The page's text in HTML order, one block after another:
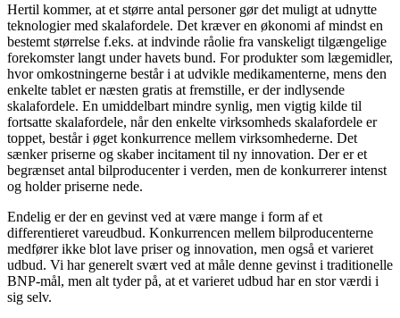
Hertil kommer, at et større antal personer gør det muligt at udnytte
teknologier med skalafordele. Det kræver en økonomi af mindst en
bestemt størrelse f.eks. at indvinde råolie fra vanskeligt tilgængelige
forekomster langt under havets bund. For produkter som lægemidler,
hvor omkostningerne består i at udvikle medikamenterne, mens den
enkelte tablet er næsten gratis at fremstille, er der indlysende
skalafordele. En umiddelbart mindre synlig, men vigtig kilde til
fortsatte skalafordele, når den enkelte virksomheds skalafordele er
toppet, består i øget konkurrence mellem virksomhederne. Det
sænker priserne og skaber incitament til ny innovation. Der er et
begrænset antal bilproducenter i verden, men de konkurrerer intenst
og holder priserne nede.
Endelig er der en gevinst ved at være mange i form af et
differentieret vareudbud. Konkurrencen mellem bilproducenterne
medfører ikke blot lave priser og innovation, men også et varieret
udbud. Vi har generelt svært ved at måle denne gevinst i traditionelle
BNP-mål, men alt tyder på, at et varieret udbud har en stor værdi i
sig selv.